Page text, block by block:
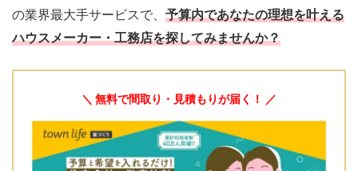
の業界最大手サービスで、 予算内であなたの理想を叶える
ハウスメーカー・工務店を探してみませんか？
＼ 無料で間取り・見積もりが届く！ ／